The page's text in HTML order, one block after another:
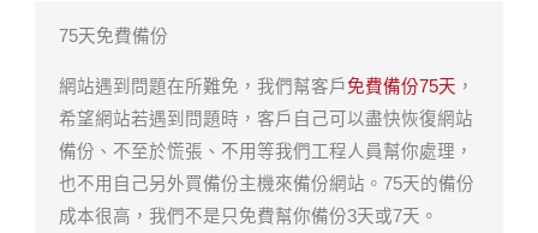
75天免費備份
網站遇到問題在所難免，我們幫客戶免費備份75天 ，
希望網站若遇到問題時，客戶自己可以盡快恢復網站
備份、不至於慌張、不用等我們工程人員幫你處理，
也不用自己另外買備份主機來備份網站。75天的備份
成本很高，我們不是只免費幫你備份3天或7天。